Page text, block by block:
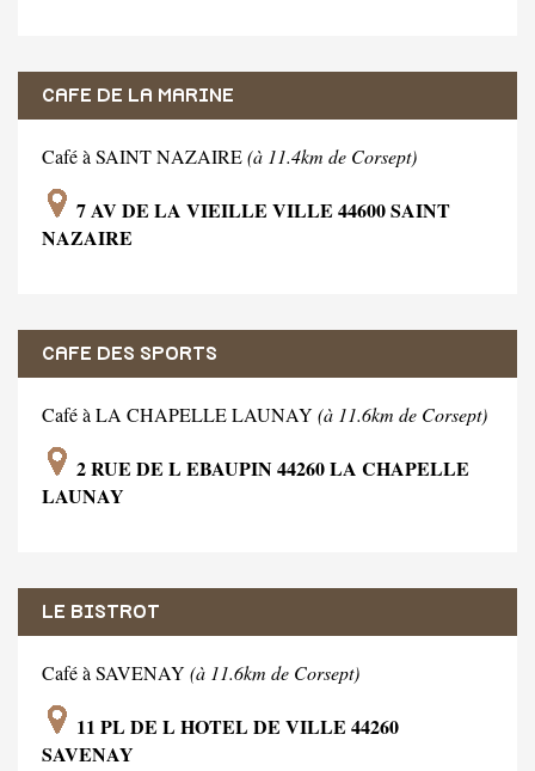
CAFE DE LA MARINE
Café à SAINT NAZAIRE(à 11.4km de Corsept)
7 AV DE LA VIEILLE VILLE 44600 SAINT
NAZAIRE
CAFE DES SPORTS
Café à LA CHAPELLE LAUNAY (à 11.6km de Corsept)
2 RUE DE L EBAUPIN 44260 LA CHAPELLE
LAUNAY
LE BISTROT
Café à SAVENAY (à 11.6km de Corsept)
11 PL DE L HOTEL DE VILLE 44260
SAVENAY